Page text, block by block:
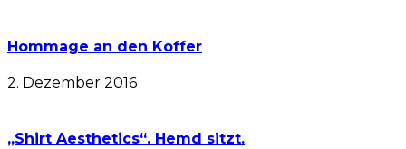
Hommage an den Koffer
2. Dezember 2016
„Shirt Aesthetics“. Hemd sitzt.